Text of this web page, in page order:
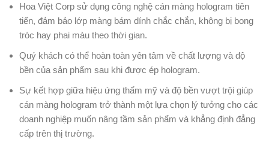
Hoa Việt Corp sử dụng công nghệ cán màng hologram tiên
tiến, đảm bảo lớp màng bám dính chắc chắn, không bị bong
tróc hay phai màu theo thời gian.
Quý khách có thể hoàn toàn yên tâm về chất lượng và độ
bền của sản phẩm sau khi được ép hologram.
Sự kết hợp giữa hiệu ứng thẩm mỹ và độ bền vượt trội giúp
cán màng hologram trở thành một lựa chọn lý tưởng cho các
doanh nghiệp muốn nâng tầm sản phẩm và khẳng định đẳng
cấp trên thị trường.